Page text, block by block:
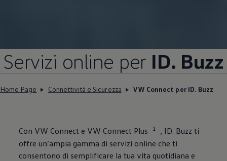
Servizi online per ID. Buzz
Home Page Connettività e Sicurezza VW Connect per ID. Buzz
Con VW Connect e VW Connect Plus 1
, ID. Buzz ti
offre un’ampia gamma di servizi online che ti
consentono di semplificare la tua vita quotidiana e